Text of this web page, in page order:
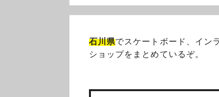
石川県でスケートボード、イン
ショップをまとめているぞ。